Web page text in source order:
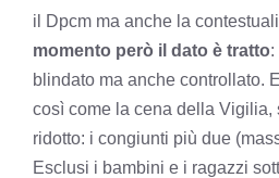
il Dpcm ma anche la
momento però il dato è tratto:
blindato ma anche controllato.
così come la cena della Vigilia,
ridotto: i congiunti più due
Esclusi i bambini e i ragazzi